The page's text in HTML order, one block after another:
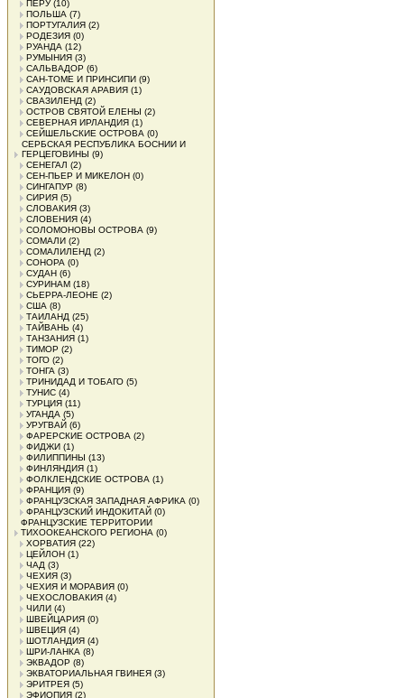
ПЕРУ(10)
ПОЛЬША (7)
ПОРТУГАЛИЯ (2)
РОДЕЗИЯ (0)
РУАНДА (12)
РУМЫНИЯ (3)
САЛЬВАДОР (6)
САН-ТОМЕ И ПРИНСИПИ (9)
САУДОВСКАЯ АРАВИЯ (1)
СВАЗИЛЕНД (2)
ОСТРОВ СВЯТОЙ ЕЛЕНЫ (2)
СЕВЕРНАЯ ИРЛАНДИЯ (1)
СЕЙШЕЛЬСКИЕ ОСТРОВА (0)
СЕРБСКАЯ РЕСПУБЛИКА БОСНИИ И
ГЕРЦЕГОВИНЫ (9)
СЕНЕГАЛ (2)
СЕН-ПЬЕР И МИКЕЛОН (0)
СИНГАПУР (8)
СИРИЯ (5)
СЛОВАКИЯ (3)
СЛОВЕНИЯ (4)
СОЛОМОНОВЫ ОСТРОВА (9)
СОМАЛИ (2)
СОМАЛИЛЕНД (2)
СОНОРА (0)
СУДАН (6)
СУРИНАМ (18)
СЬЕРРА-ЛЕОНЕ (2)
США (8)
ТАИЛАНД (25)
ТАЙВАНЬ (4)
ТАНЗАНИЯ (1)
ТИМОР (2)
ТОГО (2)
ТОНГА (3)
ТРИНИДАД И ТОБАГО (5)
ТУНИС (4)
ТУРЦИЯ (11)
УГАНДА (5)
УРУГВАЙ (6)
ФАРЕРСКИЕ ОСТРОВА (2)
ФИДЖИ (1)
ФИЛИППИНЫ (13)
ФИНЛЯНДИЯ (1)
ФОЛКЛЕНДСКИЕ ОСТРОВА (1)
ФРАНЦИЯ (9)
ФРАНЦУЗСКАЯ ЗАПАДНАЯ АФРИКА (0)
ФРАНЦУЗСКИЙ ИНДОКИТАЙ (0)
ФРАНЦУЗСКИЕ ТЕРРИТОРИИ
ТИХООКЕАНСКОГО РЕГИОНА (0)
ХОРВАТИЯ (22)
ЦЕЙЛОН (1)
ЧАД (3)
ЧЕХИЯ (3)
ЧЕХИЯ И МОРАВИЯ (0)
ЧЕХОСЛОВАКИЯ (4)
ЧИЛИ (4)
ШВЕЙЦАРИЯ (0)
ШВЕЦИЯ (4)
ШОТЛАНДИЯ (4)
ШРИ-ЛАНКА (8)
ЭКВАДОР (8)
ЭКВАТОРИАЛЬНАЯ ГВИНЕЯ (3)
ЭРИТРЕЯ (5)
ЭФИОПИЯ (2)